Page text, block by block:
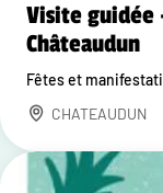
Visite guidée
Châteaudun
Fêtes et
CHATEAUDUN